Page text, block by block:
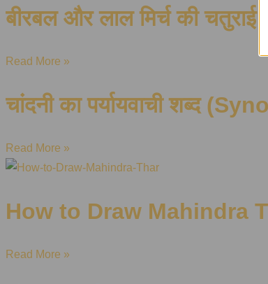
बीरबल और लाल मिर्च की चतुराई
Read More »
चांदनी का पर्यायवाची शब्द
Read More »
How to Draw Mahindra
Read More »